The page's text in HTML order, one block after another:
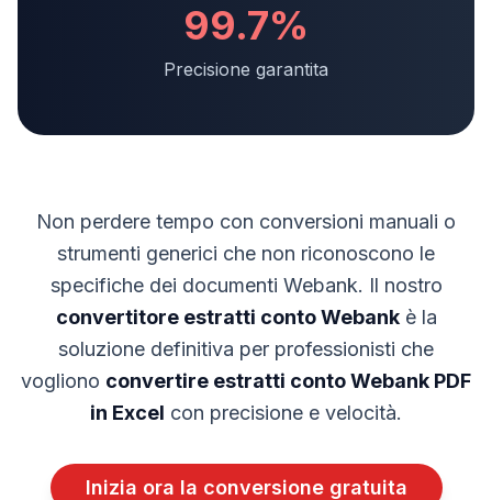
99.7%
Precisione garantita
Non perdere tempo con conversioni manuali o
strumenti generici che non riconoscono le
specifiche dei documenti Webank. Il nostro
convertitore estratti contoWebank è la
soluzione definitiva per professionisti che
vogliono convertire estratti contoWebank PDF
in Excel con precisione e velocità.
Inizia ora la conversione gratuita